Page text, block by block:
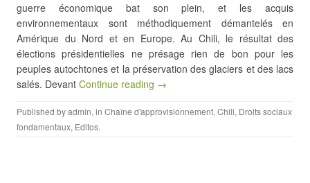
guerre économique bat son plein, et les acquis
environnementaux sont méthodiquement démantelés en
Amérique du Nord et en Europe. Au Chili, le résultat des
élections présidentielles ne présage rien de bon pour les
peuples autochtones et la préservation des glaciers et des lacs
salés. Devant Continue reading →
Published byadmin, in Chaîne d'approvisionnement, Chili, Droits sociaux
fondamentaux, Editos.